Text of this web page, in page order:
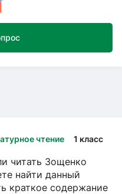
чтение 1 класс
читать Зощенко
найти данный
краткое содержание